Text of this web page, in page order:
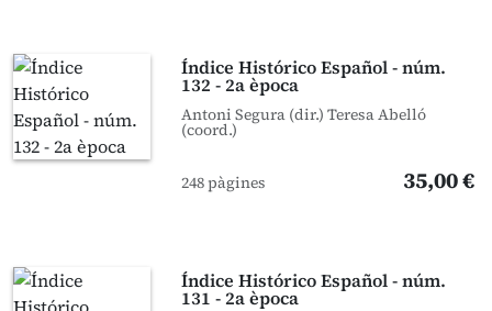
Índice Histórico Español - núm.
132 - 2a època
Antoni Segura (dir.) Teresa Abelló
(coord.)
248 pàgines 35,00 €
Índice Histórico Español - núm.
131 - 2a època